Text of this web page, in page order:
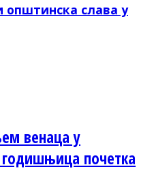
слава у
венаца у
почетка